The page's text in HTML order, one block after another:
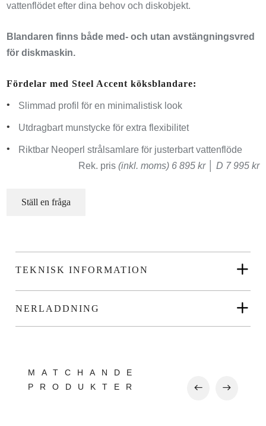
vattenflödet efter dina behov och diskobjekt.
Blandaren finns både med- och utan avstängningsvred
för diskmaskin.
Fördelar med Steel Accent köksblandare:
Slimmad profil för en minimalistisk look
Utdragbart munstycke för extra flexibilitet
Riktbar Neoperl strålsamlare för justerbart vattenflöde
Rek. pris (inkl. moms) 6 895 kr │ D 7 995 kr
Ställ en fråga
TEKNISK INFORMATION
NERLADDNING
MATCHANDE
PRODUKTER